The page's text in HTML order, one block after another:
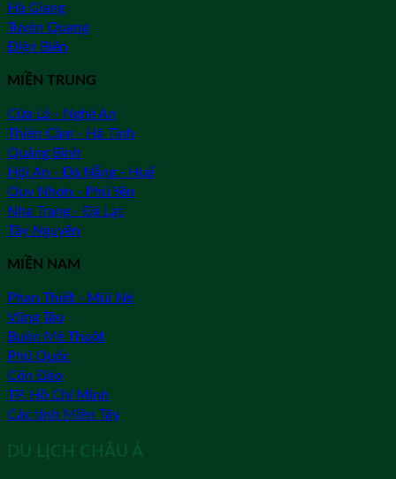
Hà Giang
Tuyên Quang
Điện Biên
MIỀN TRUNG
Cửa Lò - Nghệ An
Thiên Cầm - Hà Tĩnh
Quảng Bình
Hội An - Đà Nẵng - Huế
Quy Nhơn - Phú Yên
Nha Trang - Đà Lạt
Tây Nguyên
MIỀN NAM
Phan Thiết - Mũi Né
Vũng Tàu
Buôn Mê Thuột
Phú Quốc
Côn Đảo
TP. Hồ Chí Minh
Các tỉnh Miền Tây
DU LỊCH CHÂU Á